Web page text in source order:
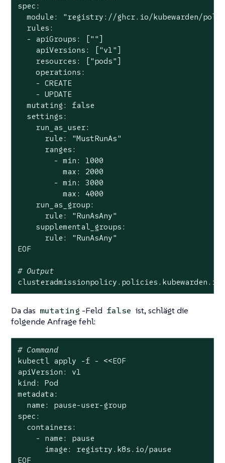
spec:
  module:
"registry://ghcr.io/kubewarden/
  rules:
  - apiGroups: [
""]
    apiVersions: [
"v1"]
    resources: [
"pods"]
    operations:
    - CREATE
    - UPDATE
  mutating:
false
  settings:
    run_as_user:
      rule:
"MustRunAs"
      ranges:
        - min: 1000
          max: 2000
        - min: 3000
          max: 4000
    run_as_group:
      rule:
"RunAsAny"
    supplemental_groups:
      rule:
"RunAsAny"
EOF
# Output
Da das mutating -Feld false ist, schlägt die
folgende Anfrage fehl:
# Command
kubectl apply -f - <<EOF
apiVersion: v1
kind: Pod
metadata:
  name: pause-user-group
spec:
  containers:
    - name: pause
      image: registry.k8s.io/pause
EOF